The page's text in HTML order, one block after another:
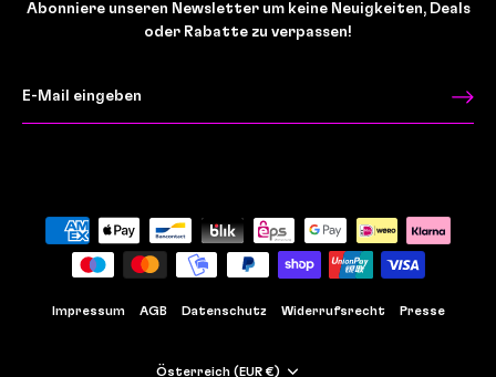
Abonniere unseren Newsletter um keine Neuigkeiten, Deals
oder Rabatte zu verpassen!
Impressum AGB Datenschutz Widerrufsrecht Presse
Währung
Österreich (EUR €)